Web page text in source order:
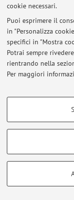
cookie necessari.
Puoi esprimere il
in "Personalizza
specifici in "Mostra
Potrai sempre
rientrando nella
Per maggiori
COOKIE DI
COOKIE TECNICI -
Si tratta di cookie
Al
Accedi tramitelogin